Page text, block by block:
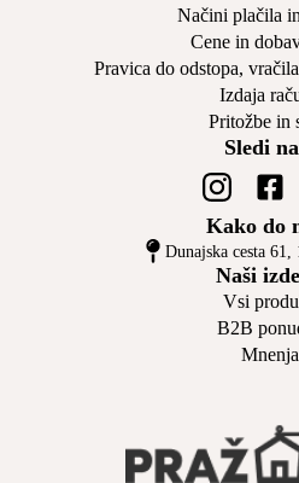
Načini plačila
Cene in
Pravica do odstopa,
Izdaja
Pritožbe in
Naši
Vsi
B2B
Mnenja
Sledi
Kako do
Dunajska cesta